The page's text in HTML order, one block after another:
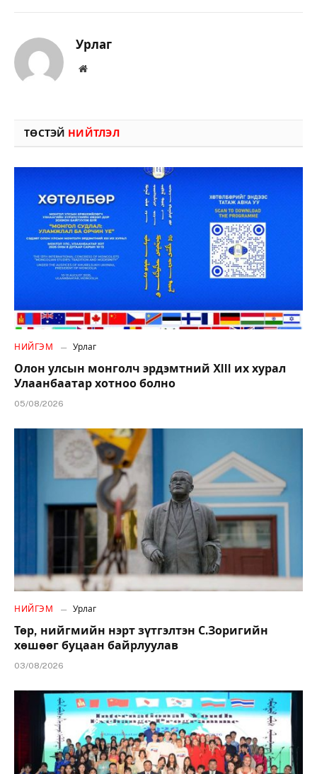
Урлаг
Вэбсайт
ТӨСТЭЙ НИЙТЛЭЛ
НИЙГЭМ Урлаг
Олон улсын монголч эрдэмтний XIII их хурал
Улаанбаатар хотноо болно
05/08/2026
НИЙГЭМ Урлаг
Төр, нийгмийн нэрт зүтгэлтэн С.Зоригийн
хөшөөг буцаан байрлуулав
03/08/2026